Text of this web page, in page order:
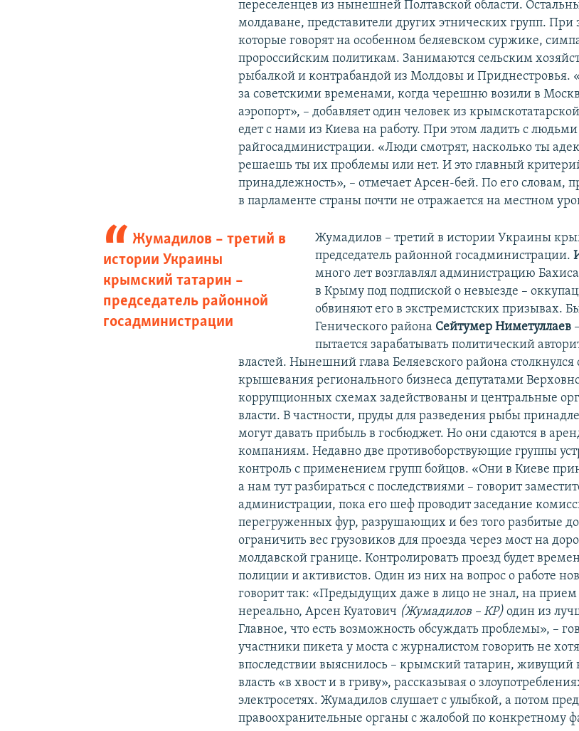
переселенцев из нынешней Полтавской области.
молдаване, представители других этнических групп.
которые говорят на особенном беляевском суржике,
пророссийским политикам. Занимаются сельским
рыбалкой и контрабандой из Молдовы и Приднестровья.
за советскими временами, когда черешню возили в
аэропорт», – добавляет один человек из
едет с нами из Киева на работу. При этом ладить с
райгосадминистрации. «Люди смотрят, насколько ты
решаешь ты их проблемы или нет. И это главный
принадлежность», – отмечает Арсен-бей. По его словам,
в парламенте страны почти не отражается на местном
Жумадилов – третий в
истории Украины
крымский татарин –
председатель районной
госадминистрации
Жумадилов – третий в истории Украины
председатель районной госадминистрации.
много лет возглавлял администрацию
в Крыму под подпиской о невыезде –
обвиняют его в экстремистских призывах.
Генического района Сейтумер Ниметуллаев
пытается зарабатывать политический
властей. Нынешний глава Беляевского района столкнулся
крышевания регионального бизнеса депутатами
коррупционных схемах задействованы и центральные
власти. В частности, пруды для разведения рыбы
могут давать прибыль в госбюджет. Но они сдаются в
компаниям. Недавно две противоборствующие группы
контроль с применением групп бойцов. «Они в Киеве
а нам тут разбираться с последствиями – говорит
администрации, пока его шеф проводит заседание
перегруженных фур, разрушающих и без того разбитые
ограничить вес грузовиков для проезда через мост на
молдавской границе. Контролировать проезд будет
полиции и активистов. Один из них на вопрос о работе
говорит так: «Предыдущих даже в лицо не знал, на
нереально, Арсен Куатович (Жумадилов – КР) один из
Главное, что есть возможность обсуждать проблемы», –
участники пикета у моста с журналистом говорить не
впоследствии выяснилось – крымский татарин, живущий
власть «в хвост и в гриву», рассказывая о
электросетях. Жумадилов слушает с улыбкой, а потом
правоохранительные органы с жалобой по конкретному